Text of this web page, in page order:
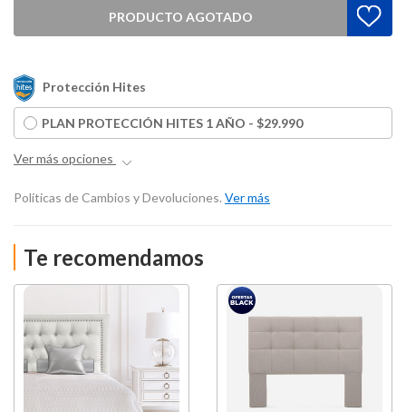
PRODUCTO AGOTADO
Protección Hites
PLAN PROTECCIÓN HITES 1 AÑO - $29.990
Ver más opciones
Políticas de Cambios y Devoluciones. Ver más
Te recomendamos